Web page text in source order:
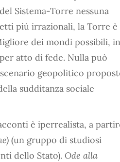
Sistema-Torre nessuna
più irrazionali, la Torre è
dei mondi possibili, in
atto di fede. Nulla può
geopolitico
sudditanza sociale
è iperrealista, a
(un gruppo di studiosi
dello Stato). Ode alla